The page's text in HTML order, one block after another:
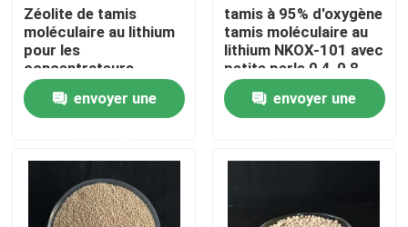
Contrôle de la qualité
Nous contacter
Filtre moléculaire PSA
Zéolite de tamis
moléculaire au lithium
pour les
concentrateurs
d'oxygène médicaux
envoyer une
tamis à 95% d'oxygène
tamis moléculaire au
lithium NKOX-101 avec
petite perle 0,4-0,8
mm
envoyer une